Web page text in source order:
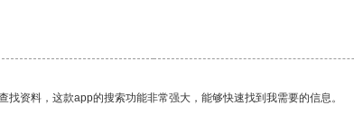
资料，这款app的搜索功能非常强大，能够快速找到我需要的信息。